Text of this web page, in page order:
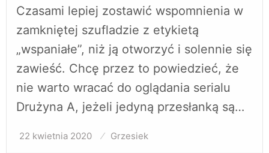
Czasami lepiej zostawić wspomnienia w
zamkniętej szufladzie z etykietą
„wspaniałe”, niż ją otworzyć i solennie się
zawieść. Chcę przez to powiedzieć, że
nie warto wracać do oglądania serialu
Drużyna A, jeżeli jedyną przesłanką są…
Opublikowane
22 kwietnia 2020 Grzesiek